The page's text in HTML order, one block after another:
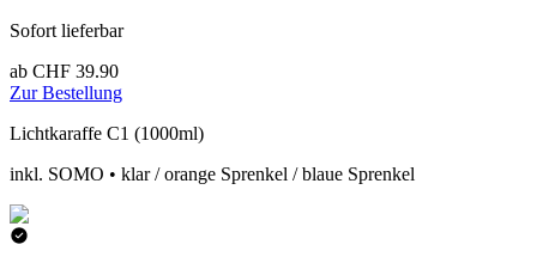
Sofort lieferbar
ab CHF 39.90
Zur Bestellung
Lichtkaraffe C1 (1000ml)
inkl. SOMO • klar / orange Sprenkel / blaue Sprenkel